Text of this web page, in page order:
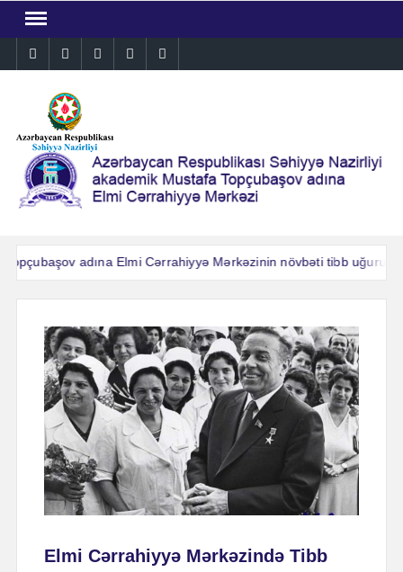
contentInstagramFacebookLinkedinTwitterYouTube
adına Elmi Cərrahiyyə Mərkəzinin növbəti tibb uğuru:
Elmi Cərrahiyyə Mərkəzində Tibb